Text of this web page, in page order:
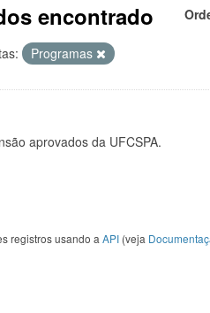
encontrado
Programas
aprovados da UFCSPA.
registros usando a API (veja